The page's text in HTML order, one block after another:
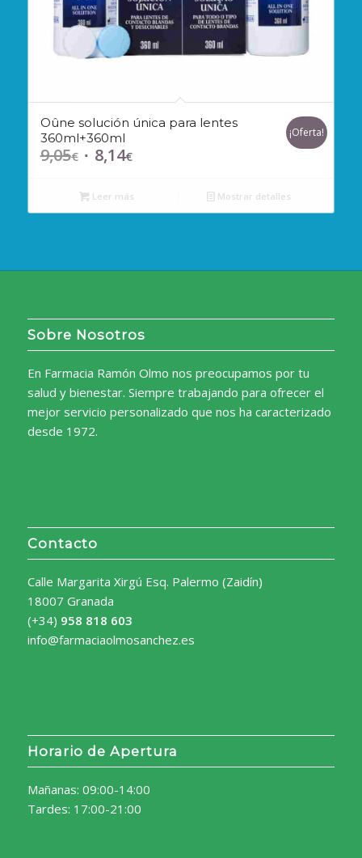
Oûne solución única para lentes
360ml+360ml
9,05€ El
original
era:
8,14€El
actual
es:
¡Oferta!
Leer más Mostrar detalles
Sobre Nosotros
En Farmacia Ramón Olmo nos preocupamos por tu
salud y bienestar. Siempre trabajando para ofrecer el
mejor servicio personalizado que nos ha caracterizado
desde 1972.
Contacto
Calle Margarita Xirgú Esq. Palermo (Zaidín)
18007 Granada
(+34) 958 818 603
info@farmaciaolmosanchez.es
Horario de Apertura
Mañanas: 09:00-14:00
Tardes: 17:00-21:00